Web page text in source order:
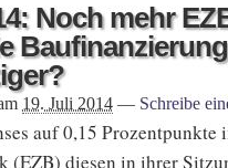
Noch mehr
19. Juli 2014 — Schreibe
auf 0,15 Prozentpunkte
(EZB) diesen in ihrer